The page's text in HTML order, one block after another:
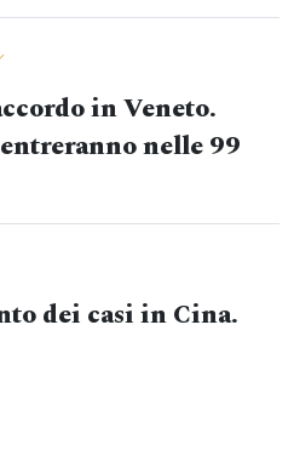
in Veneto.
nelle 99
dei casi in Cina.